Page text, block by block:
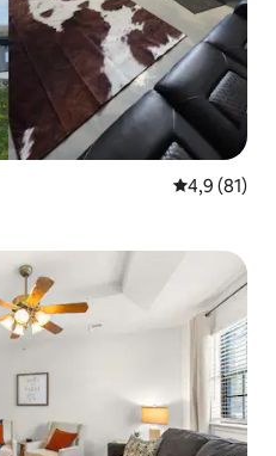
4,9 (81)